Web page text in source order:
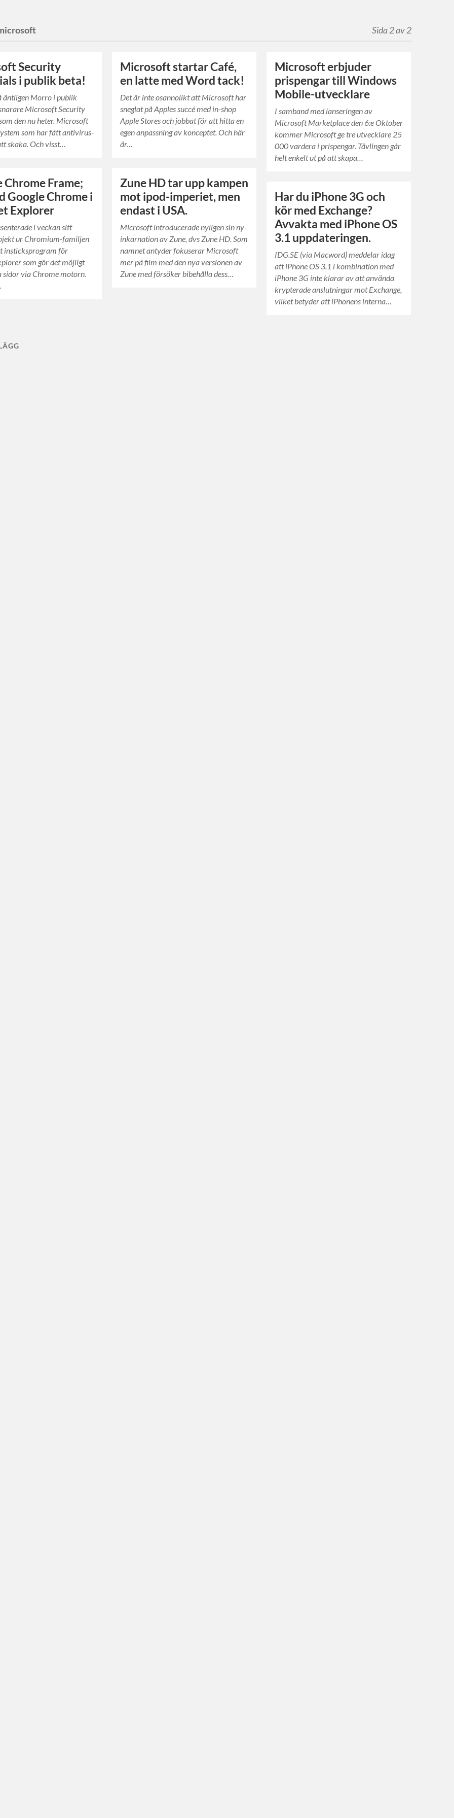
Sida 2 av 2
Security
i publik beta!
äntligen Morro i publik
Microsoft Security
den nu heter. Microsoft
som har fått antivirus-
skaka. Och visst…
Microsoft startar Café,
en latte med Word tack!
Det är inte osannolikt att Microsoft har
sneglat på Apples succé med in-shop
Apple Stores och jobbat för att hitta en
egen anpassning av konceptet. Och här
är…
Microsoft erbjuder
prispengar till Windows
Mobile-utvecklare
I samband med lanseringen av
Microsoft Marketplace den 6:e Oktober
kommer Microsoft ge tre utvecklare 25
000 vardera i prispengar. Tävlingen går
helt enkelt ut på att skapa…
Chrome Frame;
Google Chrome i
Explorer
i veckan sitt
ur Chromium-familjen
insticksprogram för
som gör det möjligt
sidor via Chrome motorn.
Zune HD tar upp kampen
mot ipod-imperiet, men
endast i USA.
Microsoft introducerade nyligen sin ny-
inkarnation av Zune, dvs Zune HD. Som
namnet antyder fokuserar Microsoft
mer på film med den nya versionen av
Zune med försöker bibehålla dess…
Har du iPhone 3G och
kör med Exchange?
Avvakta med iPhone OS
3.1 uppdateringen.
IDG.SE (via Macword) meddelar idag
att iPhone OS 3.1 i kombination med
iPhone 3G inte klarar av att använda
krypterade anslutningar mot Exchange,
vilket betyder att iPhonens interna…